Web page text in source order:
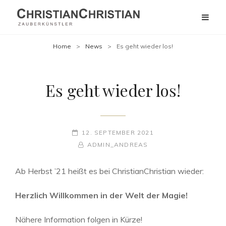
Home > News > Es geht wieder los!
Es geht wieder los!
POSTED-
ON
12. SEPTEMBER 2021
BY
BYLINE
ADMIN_ANDREAS
Ab Herbst ’21 heißt es bei ChristianChristian wieder:
Herzlich Willkommen in der Welt der Magie!
Nähere Information folgen in Kürze!